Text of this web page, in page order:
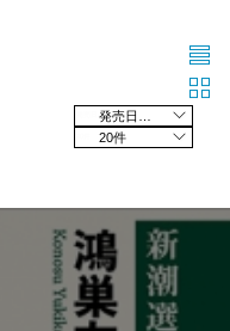
20件